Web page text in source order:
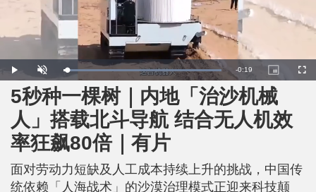
P
l
y
U
n
m
u
t
e
L
o
d
e
d
:
1
0
0
.
0
%
R
e
n
-0:19
P
i
c
t
u
e
-
i
c
t
r
F
u
5秒种一棵树｜内地「治沙机械
人」搭载北斗导航 结合无人机效
率狂飙80倍｜有片
面对劳动力短缺及人工成本持续上升的挑战，中国传
统依赖「人海战术」的沙漠治理模式正迎来科技颠